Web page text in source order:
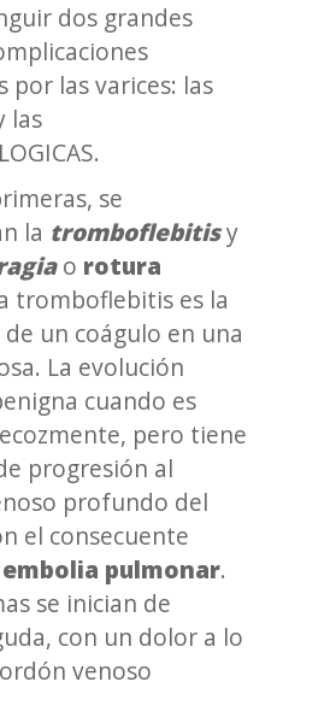
dos grandes
por las varices: las
las
se
la tromboflebitisy
o rotura
tromboflebitis es la
un coágulo en una
La evolución
cuando es
pero tiene
progresión al
profundo del
el consecuente
pulmonar.
se inician de
con un dolor a lo
venoso